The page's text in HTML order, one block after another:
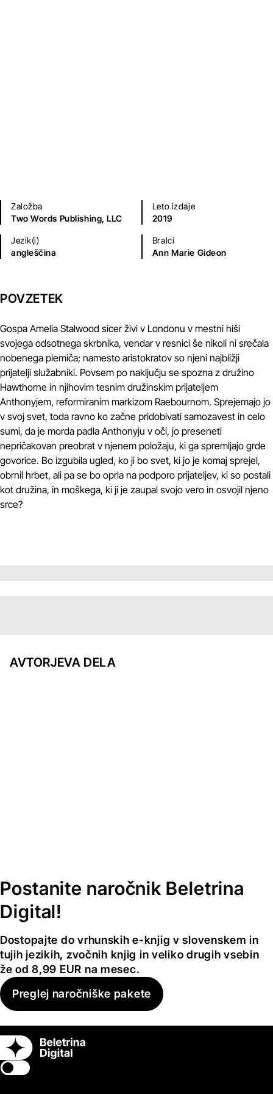
Založba
Two Words Publishing, LLC
Leto izdaje
2019
Jezik(i)
angleščina
Bralci
Ann Marie Gideon
POVZETEK
Gospa Amelia Stalwood sicer živi v Londonu v mestni hiši
svojega odsotnega skrbnika, vendar v resnici še nikoli ni srečala
nobenega plemiča; namesto aristokratov so njeni najbližji
prijatelji služabniki. Povsem po naključju se spozna z družino
Hawthorne in njihovim tesnim družinskim prijateljem
Anthonyjem, reformiranim markizom Raebournom. Sprejemajo jo
v svoj svet, toda ravno ko začne pridobivati samozavest in celo
sumi, da je morda padla Anthonyju v oči, jo preseneti
nepričakovan preobrat v njenem položaju, ki ga spremljajo grde
govorice. Bo izgubila ugled, ko ji bo svet, ki jo je komaj sprejel,
obrnil hrbet, ali pa se bo oprla na podporo prijateljev, ki so postali
kot družina, in moškega, ki ji je zaupal svojo vero in osvojil njeno
srce?
AVTORJEVA DELA
Postanite naročnik Beletrina
Digital!
Dostopajte do vrhunskih e-knjig v slovenskem in
tujih jezikih, zvočnih knjig in veliko drugih vsebin
že od 8,99 EUR na mesec.
Preglej naročniške pakete
Switch theme